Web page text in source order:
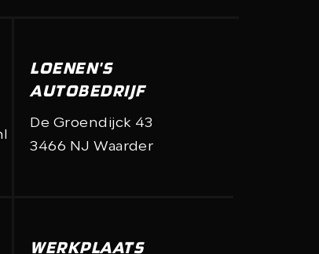
LOENEN'S
AUTOBEDRIJF
De Groendijck 43
3466 NJ Waarder
WERKPLAATS